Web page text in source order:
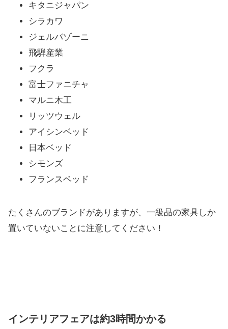
キタニジャパン
シラカワ
ジェルバゾーニ
飛騨産業
フクラ
富士ファニチャ
マルニ木工
リッツウェル
アイシンベッド
日本ベッド
シモンズ
フランスベッド
たくさんのブランドがありますが、一級品の家具しか
置いていないことに注意してください！
インテリアフェアは約3時間かかる